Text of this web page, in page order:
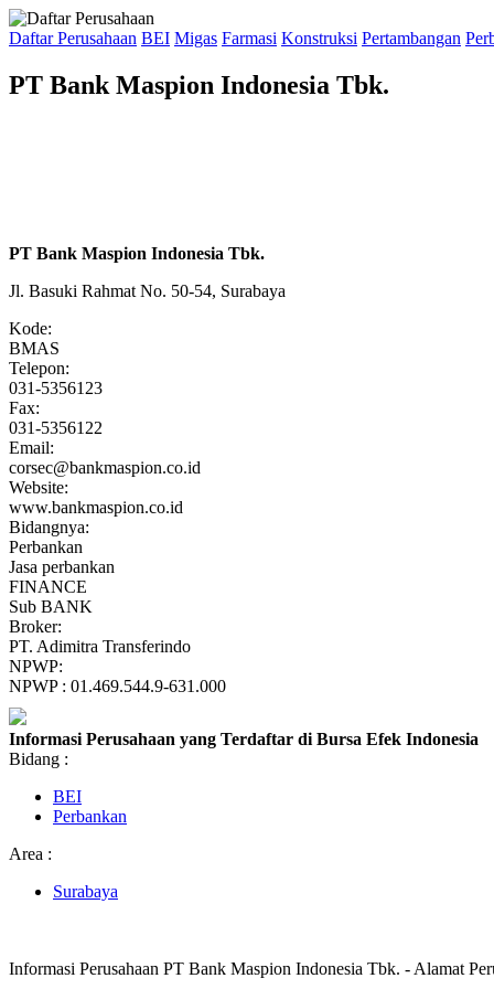
Daftar Perusahaan BEI Migas Farmasi Konstruksi Pertambangan
PT Bank Maspion Indonesia Tbk.
PT Bank Maspion Indonesia Tbk.
Jl. Basuki Rahmat No. 50-54, Surabaya
Kode:
BMAS
Telepon:
031-5356123
Fax:
031-5356122
Email:
corsec@bankmaspion.co.id
Website:
www.bankmaspion.co.id
Bidangnya:
Perbankan
Jasa perbankan
FINANCE
Sub BANK
Broker:
PT. Adimitra Transferindo
NPWP:
NPWP : 01.469.544.9-631.000
Informasi Perusahaan yang Terdaftar di Bursa Efek Indonesia
Bidang :
BEI
Perbankan
Area :
Surabaya
Informasi Perusahaan PT Bank Maspion Indonesia Tbk. - Alamat